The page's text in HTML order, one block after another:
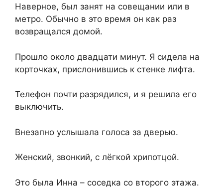
Наверное, был занят на совещании или в
метро. Обычно в это время он как раз
возвращался домой.
Прошло около двадцати минут. Я сидела на
корточках, прислонившись к стенке лифта.
Телефон почти разрядился, и я решила его
выключить.
Внезапно услышала голоса за дверью.
Женский, звонкий, с лёгкой хрипотцой.
Это была Инна – соседка со второго этажа.